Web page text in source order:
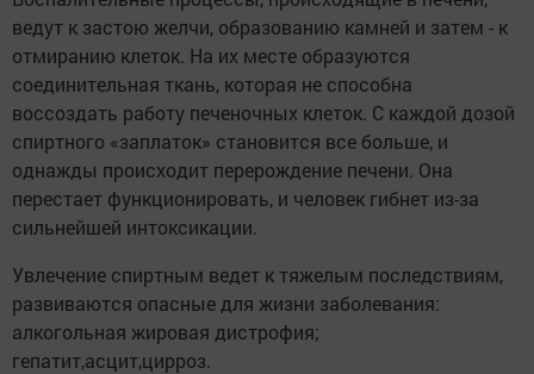
ведут к застою желчи, образованию камней и затем - к
отмиранию клеток. На их месте образуются
соединительная ткань, которая не способна
воссоздать работу печеночных клеток. С каждой дозой
спиртного «заплаток» становится все больше, и
однажды происходит перерождение печени. Она
перестает функционировать, и человек гибнет из-за
сильнейшей интоксикации.
Увлечение спиртным ведет к тяжелым последствиям,
развиваются опасные для жизни заболевания:
алкогольная жировая дистрофия;
гепатит,асцит,цирроз.